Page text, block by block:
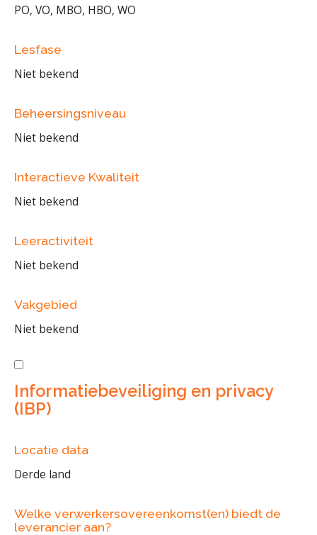
PO, VO, MBO, HBO, WO
Lesfase
Niet bekend
Beheersingsniveau
Niet bekend
Interactieve Kwaliteit
Niet bekend
Leeractiviteit
Niet bekend
Vakgebied
Niet bekend
Informatiebeveiliging en privacy
(IBP)
Locatie data
Derde land
Welke verwerkersovereenkomst(en) biedt de
leverancier aan?